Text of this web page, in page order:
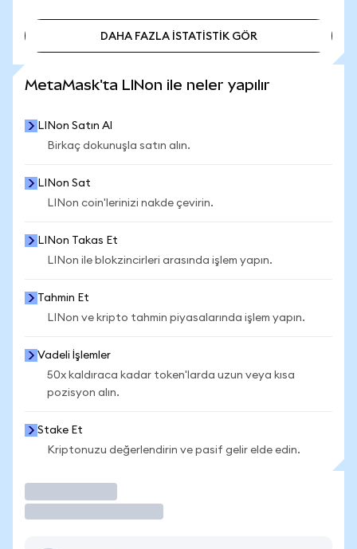
DAHA FAZLA İSTATİSTİK GÖR
MetaMask'ta LINon ile neler yapılır
LINon Satın Al
Birkaç dokunuşla satın alın.
LINon Sat
LINon coin'lerinizi nakde çevirin.
LINon Takas Et
LINon ile blokzincirleri arasında işlem yapın.
Tahmin Et
LINon ve kripto tahmin piyasalarında işlem yapın.
Vadeli İşlemler
50x kaldıraca kadar token'larda uzun veya kısa
pozisyon alın.
Stake Et
Kriptonuzu değerlendirin ve pasif gelir elde edin.